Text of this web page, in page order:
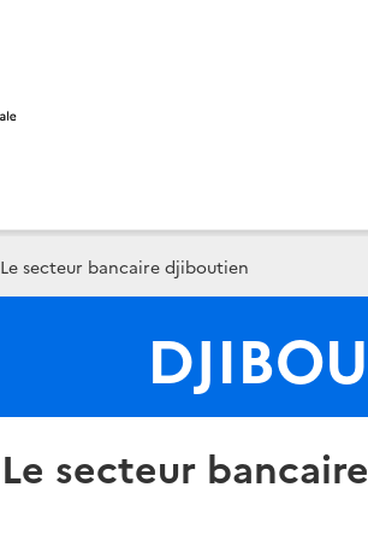
Le secteur bancaire djiboutien
Le secteur